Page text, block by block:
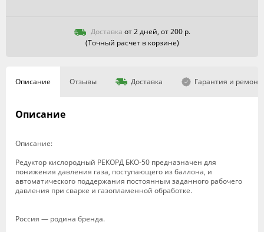
Доставка от 2 дней, от 200 р.
(Точный расчет в корзине)
Описание Отзывы Доставка Гарантия и ремонт
Описание
Описание:
Редуктор кислородный РЕКОРД БКО-50 предназначен для
понижения давления газа, поступающего из баллона, и
автоматического поддержания постоянным заданного рабочего
давления при сварке и газопламенной обработке.
Россия — родина бренда.